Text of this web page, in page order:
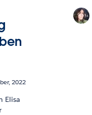
2022
Elisa